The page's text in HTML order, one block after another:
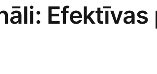
Efektīvas